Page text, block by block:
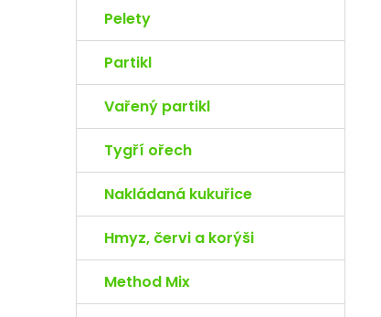
Pelety
Partikl
Vařený partikl
Tygří ořech
Nakládaná kukuřice
Hmyz, červi a korýši
Method Mix